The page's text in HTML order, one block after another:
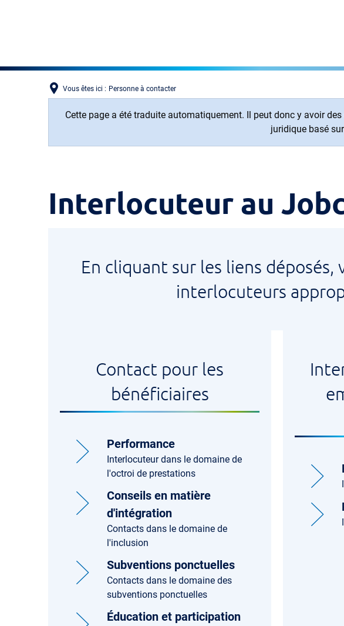
Vous êtes ici : Personne à contacter
Cette page a été traduite automatiquement. Il peut donc y avoir
juridique basé
Personne
contacter
Interlocuteur au
En cliquant sur les liens
interlocuteurs
Contact pour les
bénéficiaires
Performance
Interlocuteur dans le domaine de
l'octroi de prestations
Conseils en matière
d'intégration
Contacts dans le domaine de
l'inclusion
Subventions ponctuelles
Contacts dans le domaine des
subventions ponctuelles
Éducation et participation